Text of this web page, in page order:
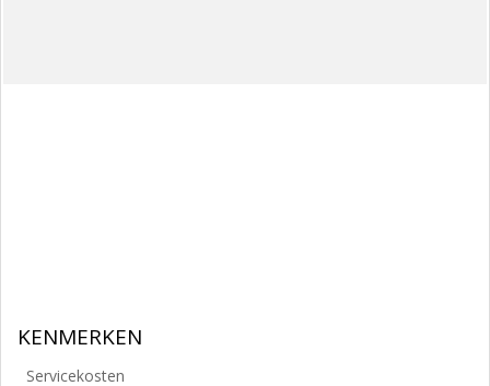
KENMERKEN
Servicekosten